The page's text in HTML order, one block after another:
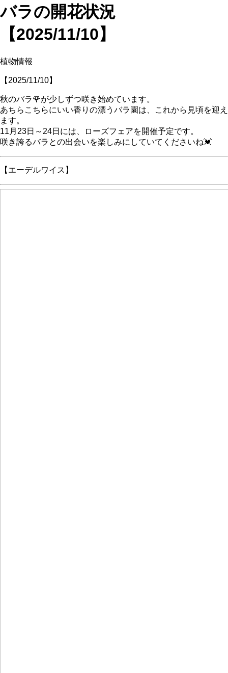
バラの開花状況
【2025/11/10】
植物情報
【2025/11/10】
秋のバラ🌹が少しずつ咲き始めています。
あちらこちらにいい香りの漂うバラ園は、これから見頃を迎え
ます。
11月23日～24日には、ローズフェアを開催予定です。
咲き誇るバラとの出会いを楽しみにしていてくださいね💓
【エーデルワイス】